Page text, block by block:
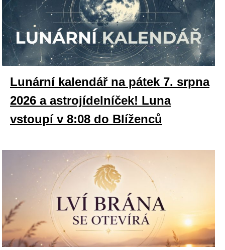
Lunární kalendář na pátek 7. srpna
2026 a astrojídelníček! Luna
vstoupí v 8:08 do Blíženců